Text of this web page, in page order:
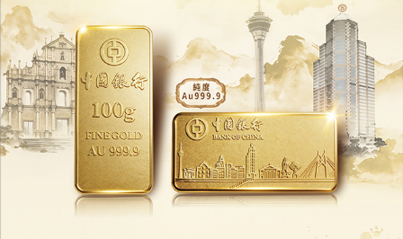
杭州女博主稱遭陌生「黃總」邀入包廂
餐廳停業 事件真偽待查
20/07/2026 25417